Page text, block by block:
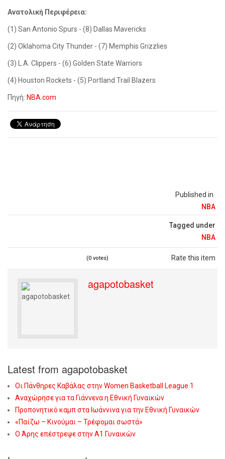
Published in
NBA
Tagged under
NBA
Rate this item
(0 votes)
Ανατολική Περιφέρεια:
(1) San Antonio Spurs - (8) Dallas Mavericks
(2) Oklahoma City Thunder - (7) Memphis Grizzlies
(3) L.A. Clippers - (6) Golden State Warriors
(4) Houston Rockets - (5) Portland Trail Blazers
Πηγή: NBA.com
agapotobasket
Latest from agapotobasket
Οι Πάνθηρες Καβάλας στην Women Basketball League 1
Αναχώρησε για τα Γιάννενα η Εθνική Γυναικών
Προπονητικό καμπ στα Ιωάννινα για την Εθνική Γυναικών
«Παίζω – Κινούμαι – Τρέφομαι σωστά»
Ο Άρης επέστρεψε στην Α1 Γυναικών